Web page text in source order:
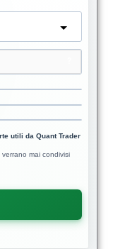
utili da Quant Trader
mai condivisi